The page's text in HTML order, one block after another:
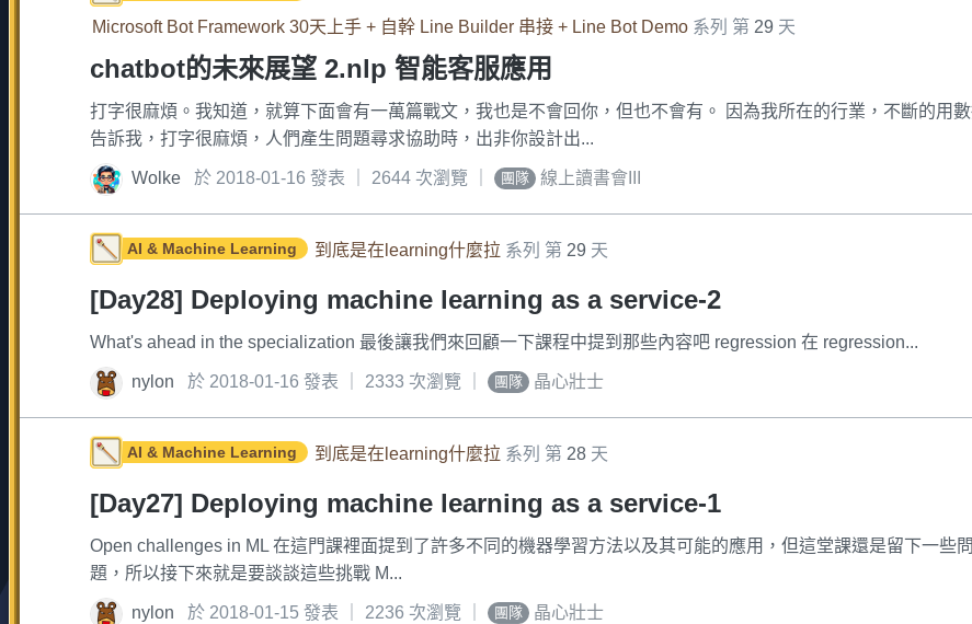
Microsoft Bot Framework 30天上手 + 自幹 Line Builder 串接 + Line Bot Demo 系列 第 29 天
chatbot的未來展望 2.nlp 智能客服應用
打字很麻煩。我知道，就算下面會有一萬篇戰文，我也是不會回你，但也不會有。 因為我所在的行業，不斷的用
告訴我，打字很麻煩，人們產生問題尋求協助時，出非你設計出...
Wolke 於 2018-01-16 發表 ｜ 2644 次瀏覽 ｜ 團隊 線上讀書會III
AI & Machine Learning 到底是在learning什麼拉 系列 第 29 天
[Day28] Deploying machine learning as a service-2
What's ahead in the specialization 最後讓我們來回顧一下課程中提到那些內容吧 regression 在 regression...
nylon 於 2018-01-16 發表 ｜ 2333 次瀏覽 ｜ 團隊 晶心壯士
AI & Machine Learning 到底是在learning什麼拉 系列 第 28 天
[Day27] Deploying machine learning as a service-1
Open challenges in ML 在這門課裡面提到了許多不同的機器學習方法以及其可能的應用，但這堂課還是留下一些問
題，所以接下來就是要談談這些挑戰 M...
nylon 於 2018-01-15 發表 ｜ 2236 次瀏覽 ｜ 團隊 晶心壯士